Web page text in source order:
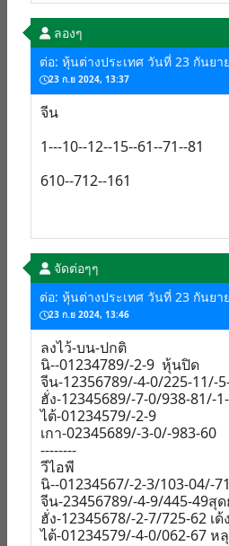
ลองๆ
ต่อ: หุ้นต่างประเทศ วันที่ 23 กันยา
23 ก.ย 2024, 13:37
จีน
1---10--12--15--61--71--81
610--712--161
จัดต่อๆๆ
ต่อ: หุ้นต่างประเทศ วันที่ 23 กันยา
23 ก.ย 2024, 13:46
ลงไว้-บน-ปกติ
นิ--01234789/-2-9 หุ้นปิด
จีน-12356789/-4-0/225-11/-
ฮั่ง-12345689/-7-0/938-81/-
ไต้-01234579/-2-9
เกา-02345689/-3-0/-983-60
--------
วีไอพี
นิ--01234567/-2-3/103-04/-
จีน-23456789/-4-9/445-49สุด
ฮั่ง-12345678/-2-7/725-62 เด้
ไต้-01234579/-4-0/062-67 ห